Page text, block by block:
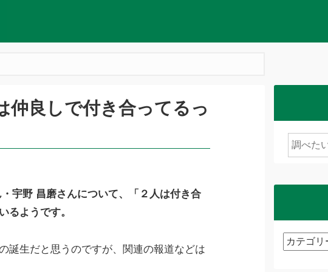
仲良しで付き合ってるっ
宇野 昌磨さんについて、「２人は付き合
るようです。
誕生だと思うのですが、関連の報道などは
カ